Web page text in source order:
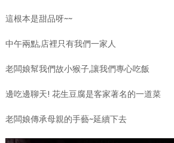
這根本是甜品呀~~
中午兩點,店裡只有我們一家人
老闆娘幫我們故小猴子,讓我們專心吃飯
邊吃邊聊天! 花生豆腐是客家著名的一道菜
老闆娘傳承母親的手藝~延續下去